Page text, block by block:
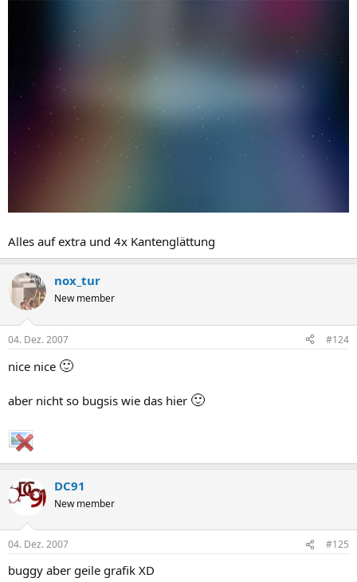
Alles auf extra und 4x Kantenglättung
nox_tur
New member
04. Dez. 2007 #124
nice nice 🙂
aber nicht so bugsis wie das hier 🙂
DC91
New member
04. Dez. 2007 #125
buggy aber geile grafik XD